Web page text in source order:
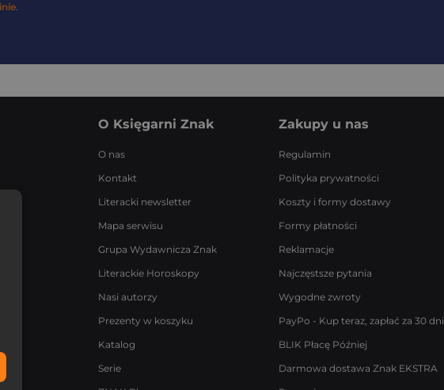
.
O Księgarni Znak
O nas
Kontakt
Literacki newsletter
Mapa serwisu
Grupa Wydawnicza Znak
Literackie Horoskopy
Nasi autorzy
Prezenty w koszyku
Katalog
Serie
Zakupy u nas
Regulamin
Polityka prywatności
Koszty i formy dostawy
Formy płatności
Reklamacje
Najczęstsze pytania
Wygodne zwroty
PayPo - Kup teraz, zapłać za 30 dni
BLIK Płacę Później
Darmowa dostawa Znak EKSTRA